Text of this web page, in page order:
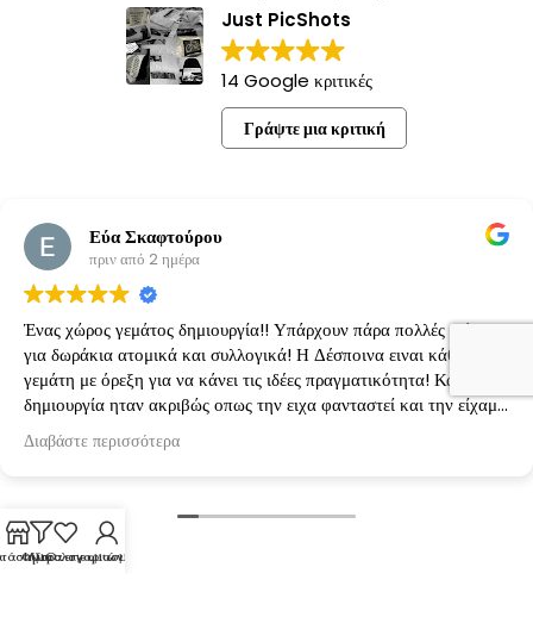
Just PicShots
14 Google κριτικές
Γράψτε μια κριτική
Εύα Σκαφτούρου
πριν από 2 ημέρα
Ένας χώρος γεμάτος δημιουργία!! Υπάρχουν πάρα πολλές ιδέες
για δωράκια ατομικά και συλλογικά! Η Δέσποινα ειναι κάθε φορά
γεμάτη με όρεξη για να κάνει τις ιδέες πραγματικότητα! Κάθε
δημιουργία ηταν ακριβώς οπως την ειχα φανταστεί και την είχαμε
κανονίσει!
Διαβάστε περισσότερα
Φίλτρα
Λίστα επιθυμιών
Ο λογαριασμός μου